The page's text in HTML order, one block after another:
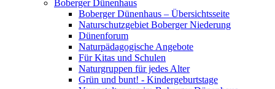
Boberger Dünenhaus
Boberger Dünenhaus – Übersichtsseite
Naturschutzgebiet Boberger Niederung
Dünenforum
Naturpädagogische Angebote
Für Kitas und Schulen
Naturgruppen für jedes Alter
Grün und bunt! - Kindergeburtstage